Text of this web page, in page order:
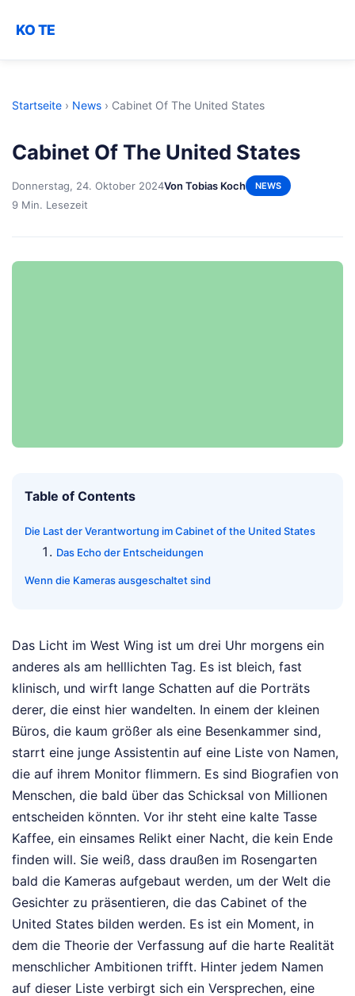
KO TE
Startseite › News › Cabinet Of The United States
Cabinet Of The United States
Donnerstag, 24. Oktober 2024Von Tobias Koch NEWS
9 Min. Lesezeit
Table of Contents
Die Last der Verantwortung im Cabinet of the United States
Das Echo der Entscheidungen
Wenn die Kameras ausgeschaltet sind
Das Licht im West Wing ist um drei Uhr morgens ein
anderes als am helllichten Tag. Es ist bleich, fast
klinisch, und wirft lange Schatten auf die Porträts
derer, die einst hier wandelten. In einem der kleinen
Büros, die kaum größer als eine Besenkammer sind,
starrt eine junge Assistentin auf eine Liste von Namen,
die auf ihrem Monitor flimmern. Es sind Biografien von
Menschen, die bald über das Schicksal von Millionen
entscheiden könnten. Vor ihr steht eine kalte Tasse
Kaffee, ein einsames Relikt einer Nacht, die kein Ende
finden will. Sie weiß, dass draußen im Rosengarten
bald die Kameras aufgebaut werden, um der Welt die
Gesichter zu präsentieren, die das Cabinet of the
United States bilden werden. Es ist ein Moment, in
dem die Theorie der Verfassung auf die harte Realität
menschlicher Ambitionen trifft. Hinter jedem Namen
auf dieser Liste verbirgt sich ein Versprechen, eine